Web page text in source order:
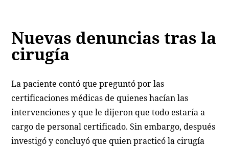
Nuevas denuncias tras la
cirugía
La paciente contó que preguntó por las
certificaciones médicas de quienes hacían las
intervenciones y que le dijeron que todo estaría a
cargo de personal certificado. Sin embargo, después
investigó y concluyó que quien practicó la cirugía